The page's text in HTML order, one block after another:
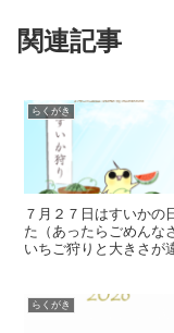
関連記事
らくがき
７月２７日はすいかの
た（あったらごめんな
いちご狩りと大きさが
らくがき